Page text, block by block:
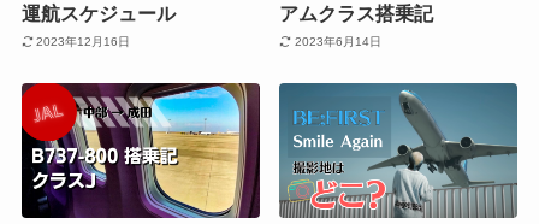
運航スケジュール
2023年12月16日
アムクラス搭乗記
2023年6月14日